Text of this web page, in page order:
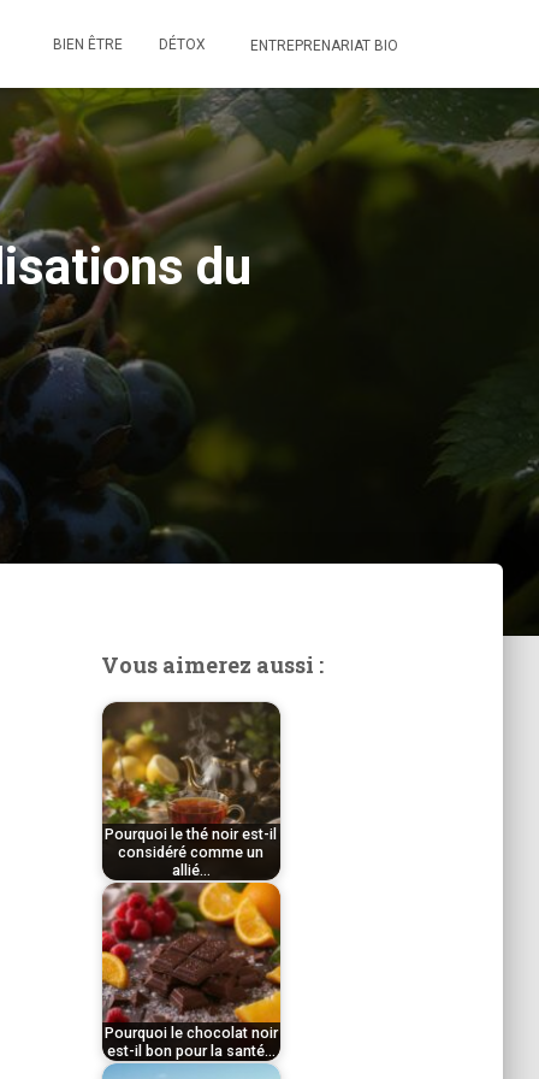
BIEN ÊTRE DÉTOX ENTREPRENARIAT BIO
du
Vous aimerez aussi :
Pourquoi le thé noir est-il
considéré comme un
allié…
par
Tom
Pourquoi le chocolat noir
est-il bon pour la santé…